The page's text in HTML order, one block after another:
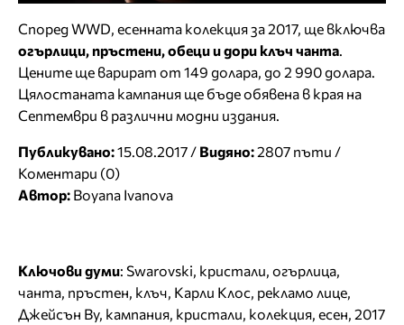
Според WWD, есенната колекция за 2017, ще включва
огърлици, пръстени, обеци и дори клъч чанта.
Цените ще варират от 149 долара, до 2 990 долара.
Цялостаната кампания ще бъде обявена в края на
Септември в различни модни издания.
Публикувано:15.08.2017 / Видяно:2807 пъти /
Коментари (0)
Автор: Boyana Ivanova
Ключови думи: Swarovski, кристали, огърлица,
чанта, пръстен, клъч, Карли Клос, рекламо лице,
Джейсън Ву, кампания, кристали, колекция, есен, 2017